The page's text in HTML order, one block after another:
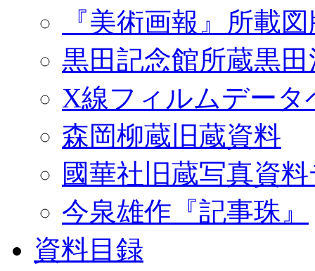
『美術画報』所載
黒田記念館所蔵黒
X線フィルムデータ
森岡柳蔵旧蔵資料
國華社旧蔵写真資
今泉雄作『記事珠』
資料目録